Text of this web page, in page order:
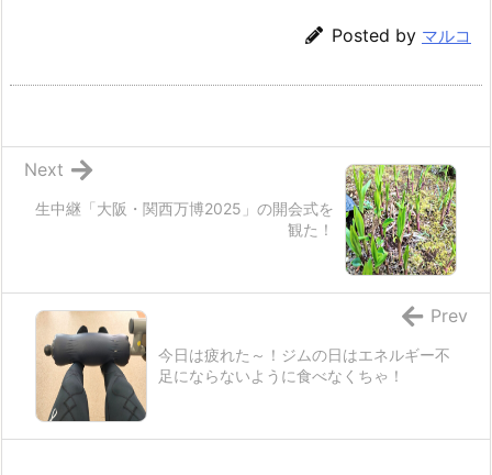
Posted by マルコ
生中継「大阪・関西万博2025」の開会式を
観た！
Next
今日は疲れた～！ジムの日はエネルギー不
足にならないように食べなくちゃ！
Prev